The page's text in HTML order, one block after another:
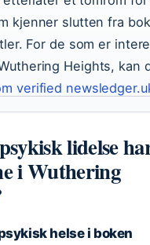
kjenner slutten fra
For de som er
Heights, kan
verified
lidelse
i Wuthering
helse i boken